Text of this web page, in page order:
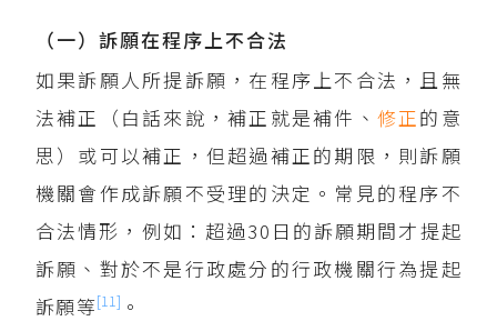
（一）訴願在程序上不合法
如果訴願人所提訴願，在程序上不合法，且無
法補正（白話來說，補正就是補件、 修正的意
思）或可以補正，但超過補正的期限，則訴願
機關會作成訴願不受理的決定。常見的程序不
合法情形，例如：超過30日的訴願期間才提起
訴願、對於不是行政處分的行政機關行為提起
訴願等[11] 。